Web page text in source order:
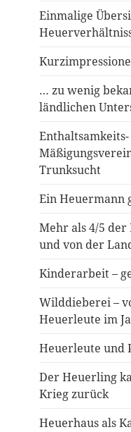
Einmalige
… zu wenig
ländlichen
Trunksucht
Ein Heuermann
Mehr als 4/5
und von der
Kinderarbeit –
Wilddieberei –
Heuerleute im
Heuerleute und
Der Heuerling
Krieg zurück
Heuerhaus als